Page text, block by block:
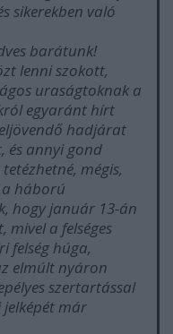
sikerekben való
barátunk!
lenni szokott,
uraságtoknak a
egyaránt hírt
hadjárat
és annyi gond
mégis,
a háború
hogy január 13-án
mivel a felséges
felség húga,
elmúlt nyáron
szertartással
már